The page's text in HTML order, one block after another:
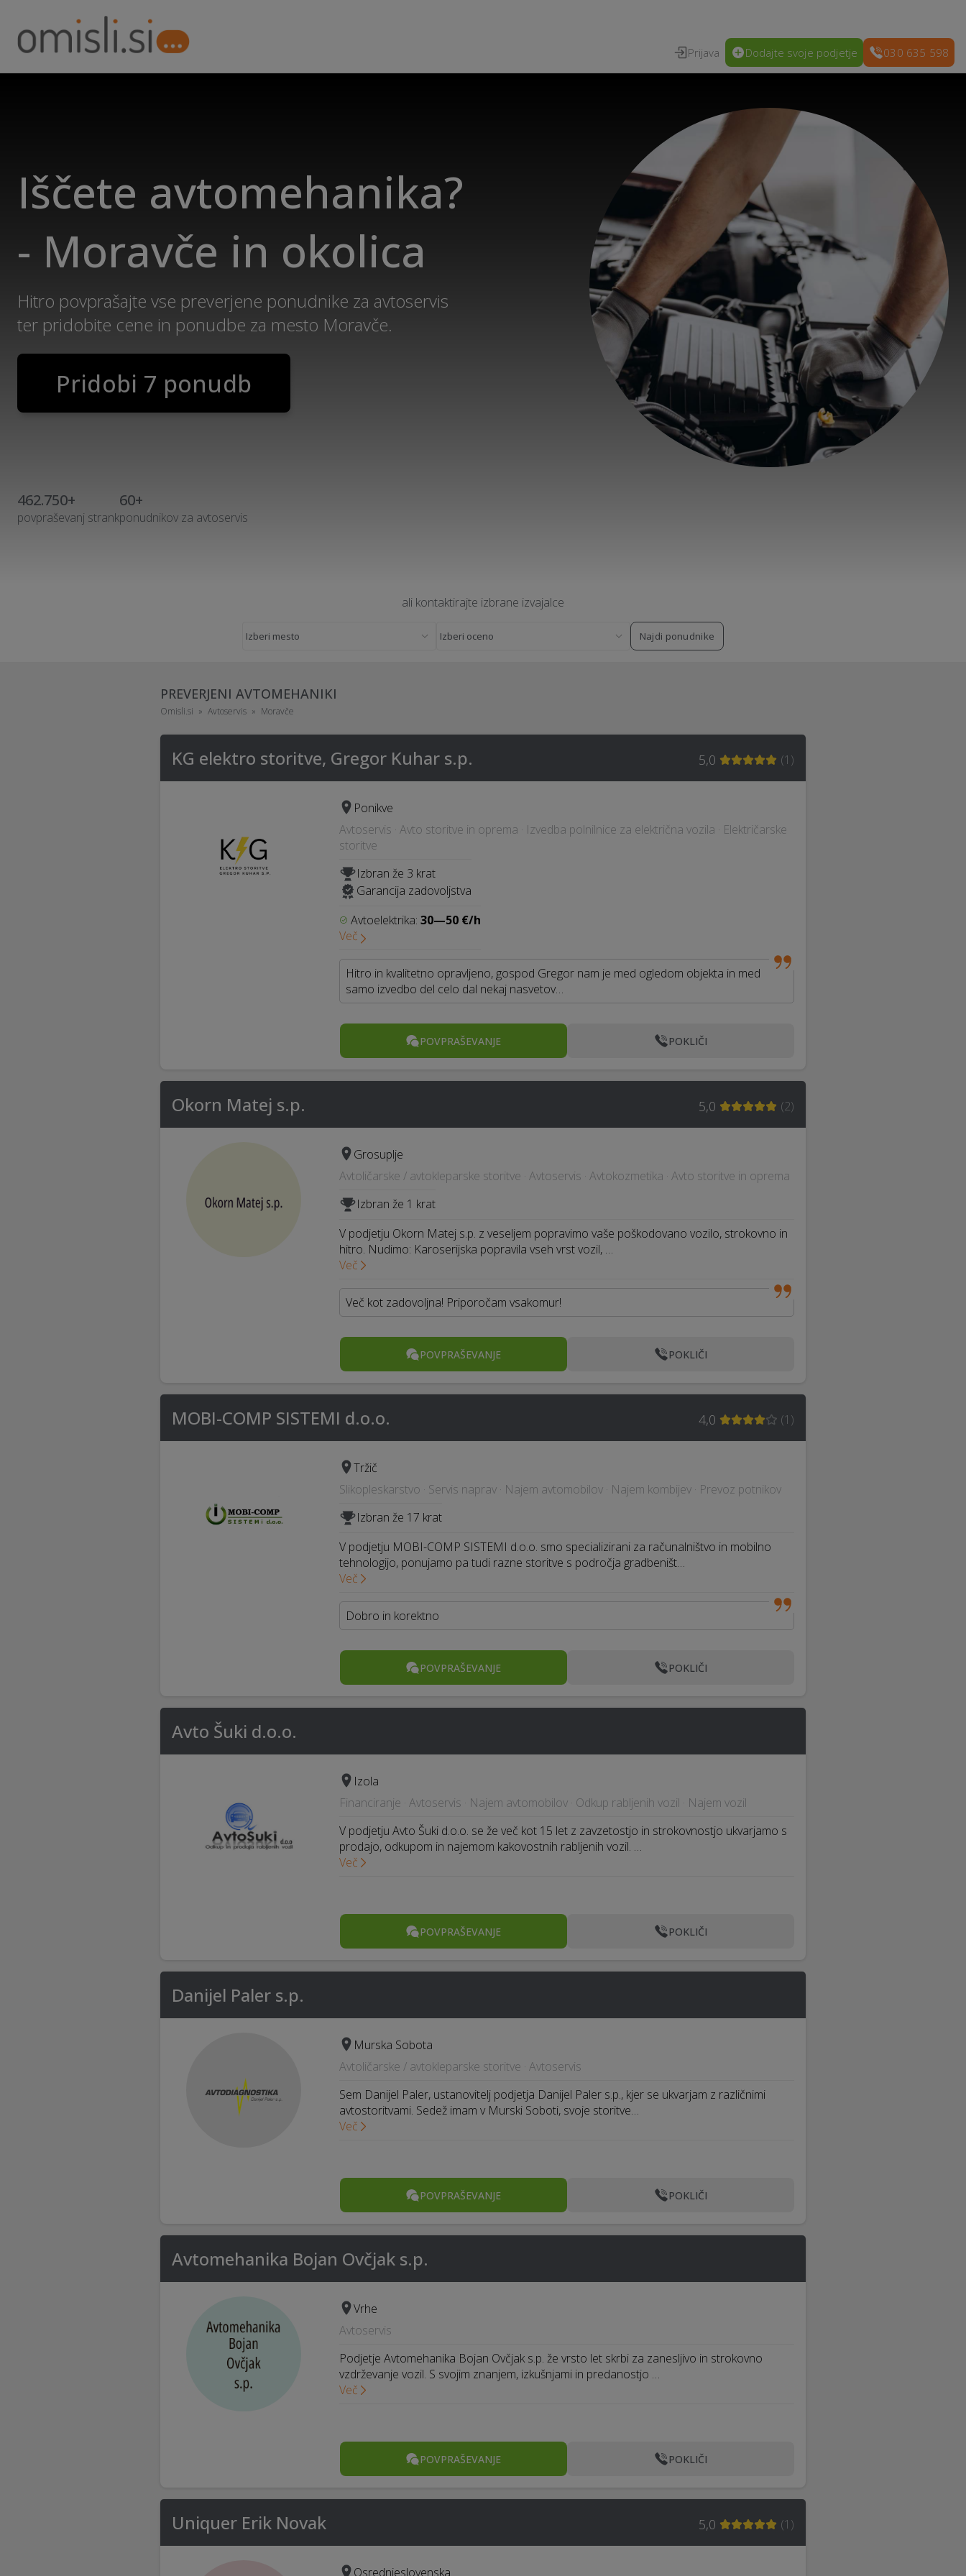
Prijava Dodajte svoje podjetje 030 635 598
Iščete avtomehanika?
- Moravče in okolica
Hitro povprašajte vse preverjene ponudnike za avtoservis
ter pridobite cene in ponudbe za mesto Moravče.
Pridobi 7 ponudb
462.750+
povpraševanj strank
60+
ponudnikov za avtoservis
ali kontaktirajte izbrane izvajalce
Najdi ponudnike
PREVERJENI AVTOMEHANIKI
Omisli.si Avtoservis Moravče
KG elektro storitve, Gregor Kuhar s.p. 5,0 (1 )
Ponikve
Avtoservis · Avto storitve in oprema · Izvedba polnilnice za električna vozila · Električarske
storitve
Izbran že 3 krat
Garancija zadovoljstva
Avtoelektrika: 30—50 €/h
Več
Hitro in kvalitetno opravljeno, gospod Gregor nam je med ogledom objekta in med
samo izvedbo del celo dal nekaj nasvetov…
POVPRAŠEVANJE POKLIČI
Okorn Matej s.p. 5,0 (2)
Grosuplje
Avtoličarske / avtokleparske storitve · Avtoservis · Avtokozmetika · Avto storitve in oprema
Izbran že 1 krat
V podjetju Okorn Matej s.p. z veseljem popravimo vaše poškodovano vozilo, strokovno in
hitro. Nudimo: Karoserijska popravila vseh vrst vozil, …
Več
Več kot zadovoljna! Priporočam vsakomur!
POVPRAŠEVANJE POKLIČI
MOBI-COMP SISTEMI d.o.o. 4,0 (1 )
Tržič
Slikopleskarstvo · Servis naprav · Najem avtomobilov · Najem kombijev · Prevoz potnikov
Izbran že 17 krat
V podjetju MOBI-COMP SISTEMI d.o.o. smo specializirani za računalništvo in mobilno
tehnologijo, ponujamo pa tudi razne storitve s področja gradbeništ…
Več
Dobro in korektno
POVPRAŠEVANJE POKLIČI
Avto Šuki d.o.o.
Izola
Financiranje · Avtoservis · Najem avtomobilov · Odkup rabljenih vozil · Najem vozil
V podjetju Avto Šuki d.o.o. se že več kot 15 let z zavzetostjo in strokovnostjo ukvarjamo s
prodajo, odkupom in najemom kakovostnih rabljenih vozil. …
Več
POVPRAŠEVANJE POKLIČI
Danijel Paler s.p.
Murska Sobota
Avtoličarske / avtokleparske storitve · Avtoservis
Sem Danijel Paler, ustanovitelj podjetja Danijel Paler s.p., kjer se ukvarjam z različnimi
avtostoritvami. Sedež imam v Murski Soboti, svoje storitve…
Več
POVPRAŠEVANJE POKLIČI
Avtomehanika Bojan Ovčjak s.p.
Vrhe
Avtoservis
Podjetje Avtomehanika Bojan Ovčjak s.p. že vrsto let skrbi za zanesljivo in strokovno
vzdrževanje vozil. S svojim znanjem, izkušnjami in predanostjo …
Več
POVPRAŠEVANJE POKLIČI
Uniquer Erik Novak 5,0 (1 )
Osrednjeslovenska